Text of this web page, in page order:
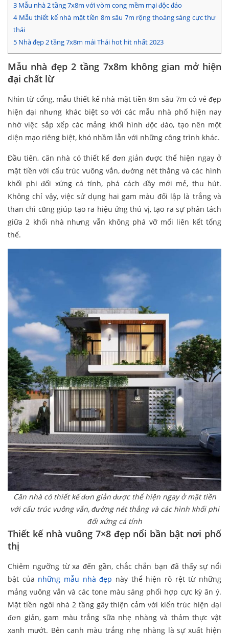
3 Mẫu nhà 2 tầng 7x8m với vòm cong mềm mại độc đáo
4Mẫu thiết kế nhà mặt tiền 8m sâu 7m rộng thoáng sáng cực thư
thái
5 Nhà đẹp 2 tầng 7x8m mái Thái hot hit nhất 2023
Mẫu nhà đẹp 2 tầng 7x8m không gian mở hiện
đại chất lừ
Nhìn từ cổng, mẫu thiết kế nhà mặt tiền 8m sâu 7m có vẻ đẹp
hiện đại nhưng khác biệt so với các mẫu nhà phố hiện nay
nhờ việc sắp xếp các mảng khối hình độc đáo, tạo nên một
diện mạo riêng biệt, khó nhầm lẫn với những công trình khác.
Đầu tiên, căn nhà có thiết kế đơn giản được thể hiện ngay ở
mặt tiền với cấu trúc vuông vắn, đường nét thẳng và các hình
khối phi đối xứng cá tính, phá cách đầy mới mẻ, thu hút.
Không chỉ vậy, việc sử dụng hai gam màu đối lập là trắng và
than chì cũng giúp tạo ra hiệu ứng thú vị, tạo ra sự phân tách
giữa 2 khối nhà nhưng vẫn không phá vỡ mối liên kết tổng
thể.
Căn nhà có thiết kế đơn giản được thể hiện ngay ở mặt tiền
với cấu trúc vuông vắn, đường nét thẳng và các hình khối phi
đối xứng cá tính
Thiết kế nhà vuông 7×8 đẹp nổi bần bật nơi phố
thị
Chiêm ngưỡng từ xa đến gần, chắc chắn bạn đã thấy sự nổi
bật của những mẫu nhà đẹp này thể hiện rõ rệt từ những
mảng vuông vắn và các tone màu sáng phối hợp cực kỳ ăn ý.
Mặt tiền ngôi nhà 2 tầng gây thiện cảm với kiến trúc hiện đại
đơn giản, gam màu trắng sữa nhẹ nhàng và thảm thực vật
xanh mướt. Bên canh màu trắng nhẹ nhàng là sự xuất hiện